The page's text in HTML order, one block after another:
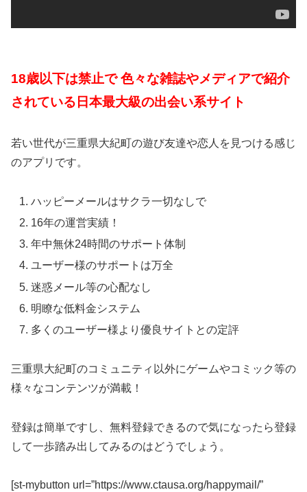
18歳以下は禁止で 色々な雑誌やメディアで紹介
されている日本最大級の出会い系サイト
若い世代が三重県大紀町の遊び友達や恋人を見つける感じ
のアプリです。
ハッピーメールはサクラ一切なしで
16年の運営実績！
年中無休24時間のサポート体制
ユーザー様のサポートは万全
迷惑メール等の心配なし
明瞭な低料金システム
多くのユーザー様より優良サイトとの定評
三重県大紀町のコミュニティ以外にゲームやコミック等の
様々なコンテンツが満載！
登録は簡単ですし、無料登録できるので気になったら登録
して一歩踏み出してみるのはどうでしょう。
[st-mybutton url=”https://www.ctausa.org/happymail/”